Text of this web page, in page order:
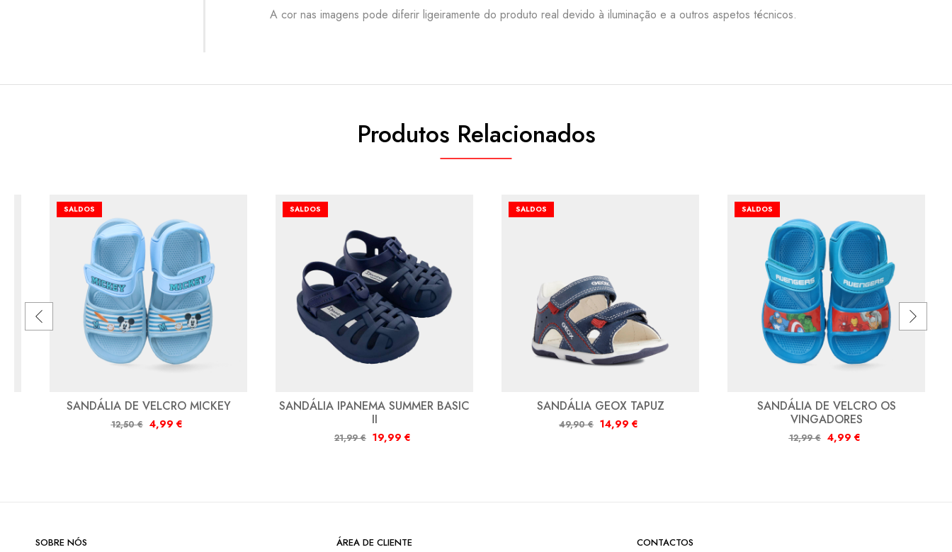
A cor nas imagens pode diferir ligeiramente do produto real devido à iluminação e a outros aspetos técnicos.
Produtos Relacionados
SALDOS
SANDÁLIA DE VELCRO MICKEY
12,50€ 4,99 €
SALDOS
SANDÁLIA IPANEMA SUMMER BASIC
II
21,99€ 19,99 €
SALDOS
SANDÁLIA GEOX TAPUZ
49,90€ 14,99 €
SALDOS
SANDÁLIA DE VELCRO OS
VINGADORES
12,99€ 4,99 €
SOBRE NÓS ÁREA DE CLIENTE CONTACTOS